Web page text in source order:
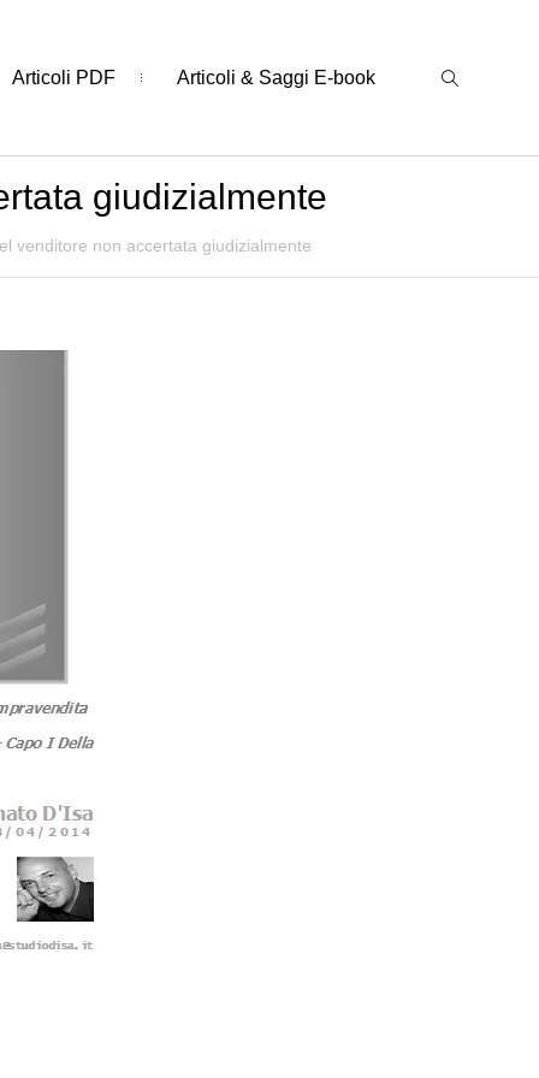
Articoli PDF Articoli & Saggi E-book
giudizialmente
venditore non accertata giudizialmente